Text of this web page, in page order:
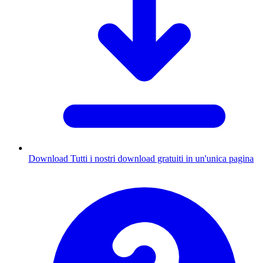
Download Tutti i nostri download gratuiti in un'unica pagina